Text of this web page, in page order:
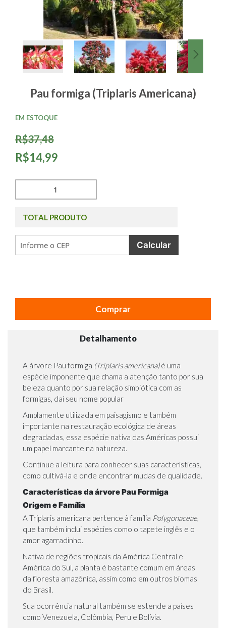
Pau formiga (Triplaris Americana)
R$37,48
R$14,99
EM ESTOQUE
TOTAL PRODUTO
Calcular
Comprar
Detalhamento
A árvore Pau formiga (Triplaris americana)é uma
espécie imponente que chama a atenção tanto por sua
beleza quanto por sua relação simbiótica com as
formigas, daí seu nome popular
Amplamente utilizada em paisagismo e também
importante na restauração ecológica de áreas
degradadas, essa espécie nativa das Américas possui
um papel marcante na natureza.
Continue a leitura para conhecer suas características,
como cultivá-la e onde encontrar mudas de qualidade.
Características da árvore Pau Formiga
Origem e Família
A Triplaris americana pertence à família Polygonaceae,
que também inclui espécies como o tapete inglês e o
amor agarradinho.
Nativa de regiões tropicais da América Central e
América do Sul, a planta é bastante comum em áreas
da floresta amazônica, assim como em outros biomas
do Brasil.
Sua ocorrência natural também se estende a países
como Venezuela, Colômbia, Peru e Bolívia.